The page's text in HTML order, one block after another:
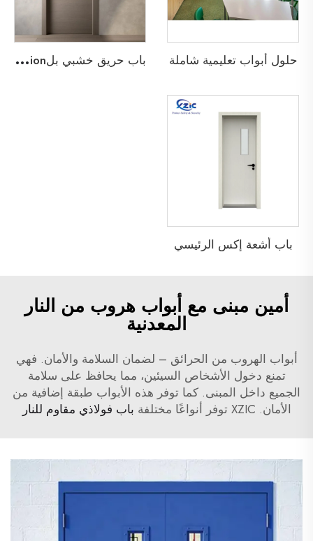
حلول أبواب تعليمية شاملة ب
اب حريق خشبي بلamination ميلامين
باب أشعة إكس الرئيسي
أمين مبنى مع أبواب هروب من النار
المعدنية
أبواب الهروب من الحرائق – لضمان السلامة والأمان. فهي
تمنع دخول الأشخاص السيئين، مما يحافظ على سلامة
الجميع داخل المبنى. كما توفر هذه الأبواب طبقة إضافية من
الأمان. XZIC توفر أنواعًا مختلفة
باب فولاذي مقاوم للنار